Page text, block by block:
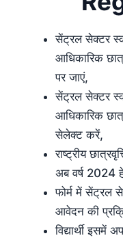
सेंट्रल सेक्टर
आधिकारिक
पर जाएं,
सेंट्रल सेक्टर
आधिकारिक
सेलेक्ट करें,
राष्ट्रीय
अब वर्ष 2024
फोर्म में सेंट्रल
आवेदन की
विद्यार्थी इसमें